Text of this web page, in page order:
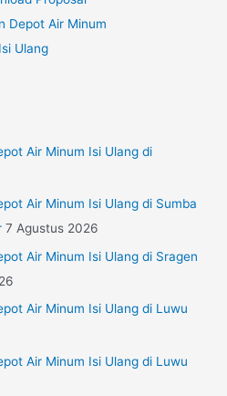
Air Minum Isi Ulang di
Air Minum Isi Ulang di Sumba
7 Agustus 2026
Air Minum Isi Ulang di Sragen
Air Minum Isi Ulang di Luwu
Air Minum Isi Ulang di Luwu